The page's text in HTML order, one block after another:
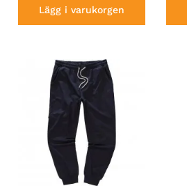
Lägg i varukorgen